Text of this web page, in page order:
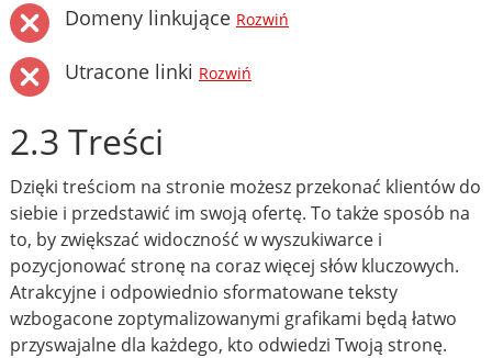
Domeny linkujące Rozwiń
Utracone linki Rozwiń
2.3 Treści
Dzięki treściom na stronie możesz przekonać klientów do
siebie i przedstawić im swoją ofertę. To także sposób na
to, by zwiększać widoczność w wyszukiwarce i
pozycjonować stronę na coraz więcej słów kluczowych.
Atrakcyjne i odpowiednio sformatowane teksty
wzbogacone zoptymalizowanymi grafikami będą łatwo
przyswajalne dla każdego, kto odwiedzi Twoją stronę.